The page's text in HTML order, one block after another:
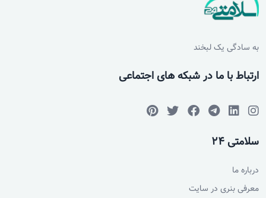
به سادگی یک لبخند
ارتباط با ما در شبکه های اجتماعی
سلامتی 24
درباره ما
معرفی بنری در سایت